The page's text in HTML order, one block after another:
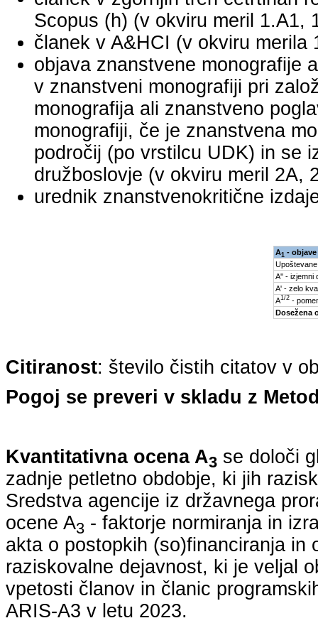
Scopus (h) (v okviru meril 1.A1,
članek v A&HCI (v okviru merila
objava znanstvene monografije
v znanstveni monografiji pri
monografija ali znanstveno
monografiji, če je znanstvena
področij (po vrstilcu UDK) in se
družboslovje (v okviru meril 2A,
urednik znanstvenokritične
A1 - objave
A'' - izjemni
A' - zelo
A1/2-
Dosežena
Citiranost: število čistih citatov v
Pogoj se preveri v skladu z
Kvantitativna ocena A3 se določi
zadnje petletno obdobje, ki jih
Sredstva agencije iz državnega
ocene A3 - faktorje normiranja in
akta o postopkih (so)financiranja in
raziskovalne dejavnost, ki je veljal
vpetosti članov in članic
ARIS-A3 v letu 2023.